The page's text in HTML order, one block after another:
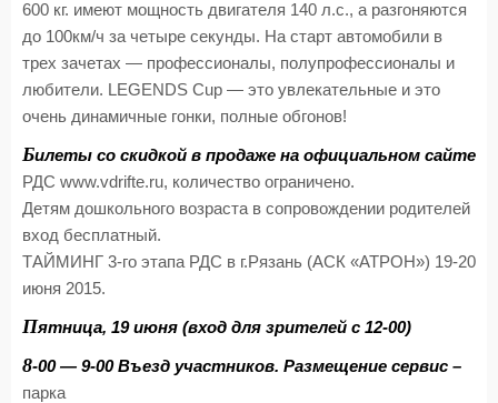
600 кг. имеют мощность двигателя 140 л.с., а разгоняются
до 100км/ч за четыре секунды. На старт автомобили в
трех зачетах — профессионалы, полупрофессионалы и
любители. LEGENDS Cup — это увлекательные и это
очень динамичные гонки, полные обгонов!
Билеты со скидкой в продаже на официальном сайте
РДС www.vdrifte.ru, количество ограничено.
Детям дошкольного возраста в сопровождении родителей
вход бесплатный.
ТАЙМИНГ 3-го этапа РДС в г.Рязань (АСК «АТРОН») 19-20
июня 2015.
Пятница, 19 июня (вход для зрителей с 12-00)
8-00 — 9-00 Въезд участников. Размещение сервис –
парка